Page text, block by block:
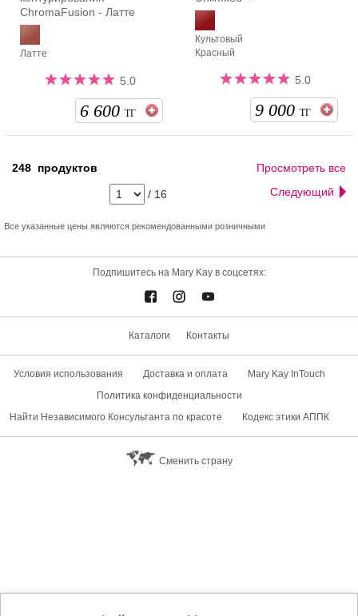
ChromaFusion - Латте
Латте
5.0
6 600 ТГ
Культовый
Красный
5.0
9 000 ТГ
248 продуктов Просмотреть все
/ 16 Следующий
Все указанные цены являются рекомендованными розничными
Подпишитесь на Mary Kay в соцсетях:
Каталоги Контакты
Условия использования Доставка и оплата
Mary Kay InTouch
Политика конфиденциальности
Найти Независимого Консультанта по красоте
Кодекс этики АППК
Сменить страну